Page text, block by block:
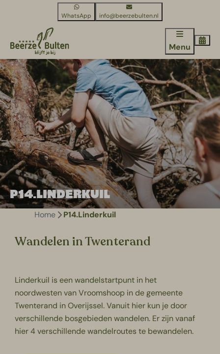
WhatsApp info@beerzebulten.nl
Menu
P14.LINDERKUIL
Home P14.Linderkuil
Wandelen in Twenterand
Linderkuil is een wandelstartpunt in het
noordwesten van Vroomshoop in de gemeente
Twenterand in Overijssel. Vanuit hier kun je door
verschillende bosgebieden wandelen. Er zijn vanaf
hier 4 verschillende wandelroutes te bewandelen.